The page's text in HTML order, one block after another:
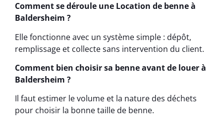
Comment se déroule une Location de benne à
Baldersheim ?
Elle fonctionne avec un système simple : dépôt,
remplissage et collecte sans intervention du client.
Comment bien choisir sa benne avant de louer à
Baldersheim ?
Il faut estimer le volume et la nature des déchets
pour choisir la bonne taille de benne.